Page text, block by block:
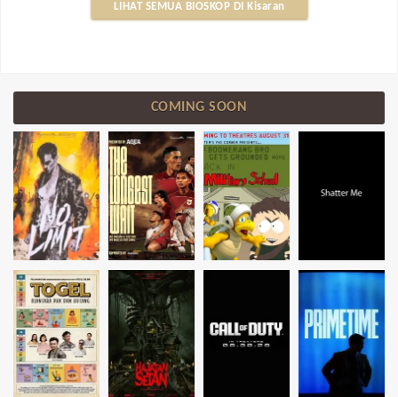
LIHAT SEMUA BIOSKOP DI Kisaran
COMING SOON